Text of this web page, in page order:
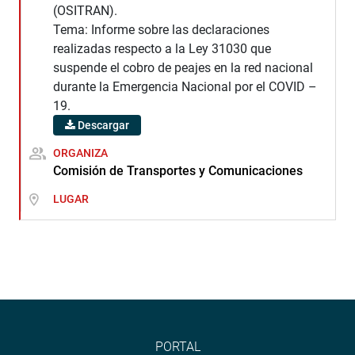
(OSITRAN).
Tema: Informe sobre las declaraciones
realizadas respecto a la Ley 31030 que
suspende el cobro de peajes en la red nacional
durante la Emergencia Nacional por el COVID –
19.
Descargar
ORGANIZA
Comisión de Transportes y Comunicaciones
LUGAR
PORTAL